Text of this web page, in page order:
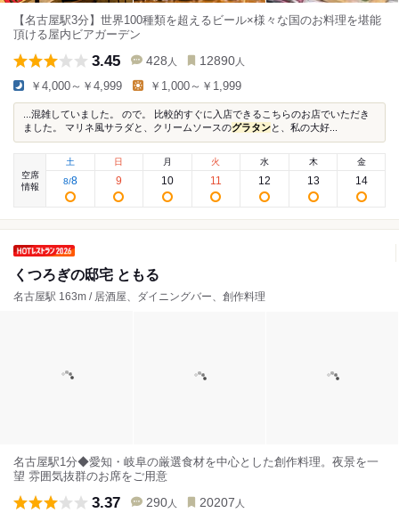
【名古屋駅3分】世界100種類を超えるビール×様々な国のお料理を堪能
頂ける屋内ビアガーデン
3.45 428 人 12890 人
￥4,000～￥4,999 ￥1,000～￥1,999
...混雑していました。 ので。 比較的すぐに入店できるこちらのお店でいただき
ました。 マリネ風サラダと、クリームソースのグラタンと、私の大好...
空席
情報
土
8/8
日
9
月
10
火
11
水
12
木
13
金
14
くつろぎの邸宅 ともる
名古屋駅 163m / 居酒屋、ダイニングバー、創作料理
名古屋駅1分◆愛知・岐阜の厳選食材を中心とした創作料理。夜景を一
望 雰囲気抜群のお席をご用意
3.37 290 人 20207 人